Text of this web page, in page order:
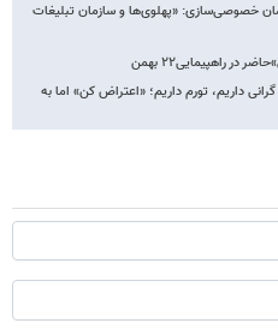
خصوصی‌سازی: «پهلوی‌ها و سازمان تبلیغات
راهپیمایی۲۲ بهمن
داریم، تورم داریم؛ «اعتراض کن» اما به